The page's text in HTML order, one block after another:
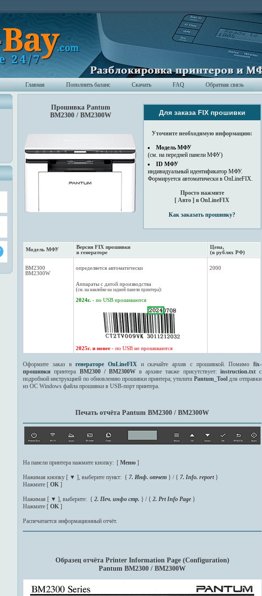
Главная Пополнить баланс Скачать FAQ Обратная связь
Для заказа FIX прошивки
Уточните необходимую информацию:
Модель МФУ
(см. на передней панели МФУ)
ID МФУ
индивидуальный идентификатор МФУ.
Формируется автоматически в OnLineFIX.
Просто нажмите
[ Авто ] в OnLineFIX
Как заказать прошивку?
Прошивка Pantum
BM2300 / BM2300W
Модель МФУ
Версия FIX прошивки
в генераторе
Цена,
(в рублях РФ)
BM2300
BM2300W
определяется автоматически
Аппараты с датой производства
(см. на наклейке на задней панели принтера):
2024г. - по USB прошиваются
2025г. и новее - по USB не прошиваются
2000
Оформите заказ вгенераторе OnLineFIX и скачайте архив с прошивкой. Помимо fix-
прошивки принтера BM2300 / BM2300Wв архиве также присутствует: instruction.txtс
подробной инструкцией по обновлению прошивки принтера; утилита Pantum_Toolдля отправки
из ОС Windows файла прошивки в USB-порт принтера.
Печать отчёта Pantum BM2300 / BM2300W
На панели принтера нажмите кнопку: [Меню ]
Нажимая кнопку [ ▼], выберите пункт: {7. Инф. отчет } / {7. Info. report}
Нажмите [ OK]
Нажимая [ ▼], выберите: {2. Печ. инфо стр. } / {2. Prt Info Page }
Нажмите [ OK]
Распечатается информационный отчёт.
Образец отчёта Printer Information Page (Configuration)
Pantum BM2300 / BM2300W